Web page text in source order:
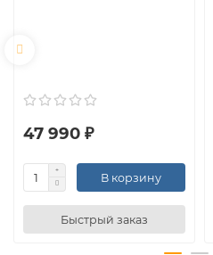
47 990 ₽
В корзину
Быстрый заказ